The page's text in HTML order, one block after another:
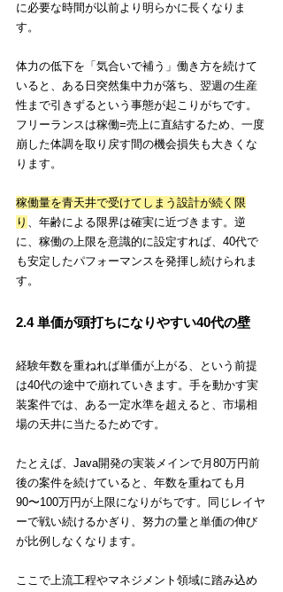
に必要な時間が以前より明らかに長くなりま
す。
体力の低下を「気合いで補う」働き方を続けて
いると、ある日突然集中力が落ち、翌週の生産
性まで引きずるという事態が起こりがちです。
フリーランスは稼働=売上に直結するため、一度
崩した体調を取り戻す間の機会損失も大きくな
ります。
稼働量を青天井で受けてしまう設計が続く限
り 、年齢による限界は確実に近づきます。逆
に、稼働の上限を意識的に設定すれば、40代で
も安定したパフォーマンスを発揮し続けられま
す。
2.4 単価が頭打ちになりやすい40代の壁
経験年数を重ねれば単価が上がる、という前提
は40代の途中で崩れていきます。手を動かす実
装案件では、ある一定水準を超えると、市場相
場の天井に当たるためです。
たとえば、Java開発の実装メインで月80万円前
後の案件を続けていると、年数を重ねても月
90〜100万円が上限になりがちです。同じレイヤ
ーで戦い続けるかぎり、努力の量と単価の伸び
が比例しなくなります。
ここで上流工程やマネジメント領域に踏み込め